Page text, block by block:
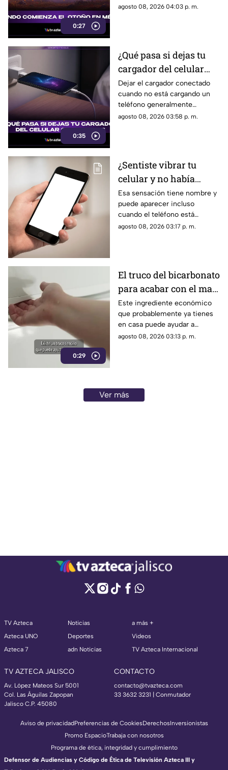
0:27
astronómico que marca el
agosto 08, 2026 04:03 p. m.
0:35
¿Qué pasa si dejas tu
cargador del celular
conectado?
Dejar el cargador conectado
cuando no está cargando un
teléfono generalmente
representa un consumo
del accesorio.
agosto 08, 2026 03:58 p. m.
¿Sentiste vibrar tu
celular y no había
nada? Tu cerebro
podría estar detrás
Esa sensación tiene nombre y
puede aparecer incluso
cuando el teléfono está
completamente quieto y no
agosto 08, 2026 03:17 p. m.
0:29
El truco del bicarbonato
para acabar con el mal
olor del refrigerador
Este ingrediente económico
que probablemente ya tienes
en casa puede ayudar a
neutralizar algunos olores
agosto 08, 2026 03:13 p. m.
Ver más
TV Azteca
Azteca UNO
Azteca 7
Noticias
Deportes
adn Noticias
a más +
Videos
TV Azteca Internacional
TV AZTECA JALISCO
Av. López Mateos Sur 5001
Col. Las Águilas Zapopan
Jalisco C.P. 45080
CONTACTO
contacto@tvazteca.com
33 3632 3231 | Conmutador
Aviso de privacidadPreferencias de CookiesDerechosInversionistas
Promo EspacioTrabaja con nosotros
Programa de ética, integridad y cumplimiento
Defensor de Audiencias y Código de Ética de Televisión Azteca III y